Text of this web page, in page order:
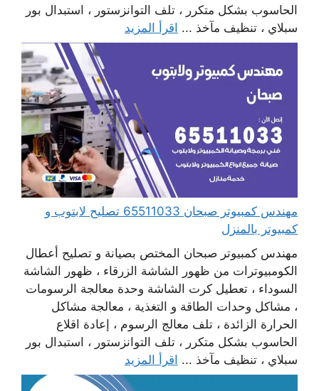
الحاسوب بشكل متكرر ، تلف التوانزستور ، استبدال بور
سبلاي ، تنظيف مآخذ ... اقرأ المزيد
مهندس كمبيوتر صبحان 65511033 تصليح لابتوب و
كمبيوتر بالمنزل
مهندس كمبيوتر صبحان المختص بصيانة و تصليح أعطال
الكومبيوترات من ظهور الشاشة الزرقاء ، ظهور الشاشة
السوداء ، تعطيل كرت الشاشة وحدة معالجة الرسومات
، مشاكل وحدات الطاقة و التغذية ، معالجة مشاكل
الحرارة الزائدة ، تلف معالج الرسوم ، إعادة اقلاع
الحاسوب بشكل متكرر ، تلف التوانزستور ، استبدال بور
سبلاي ، تنظيف مآخذ ... اقرأ المزيد